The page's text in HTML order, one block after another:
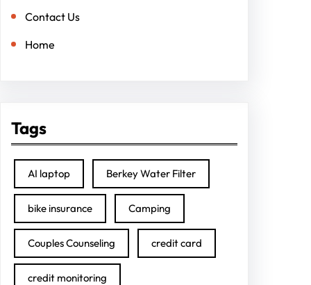
Contact Us
Home
Tags
AI laptop Berkey Water Filter
bike insurance Camping
Couples Counseling credit card
credit monitoring